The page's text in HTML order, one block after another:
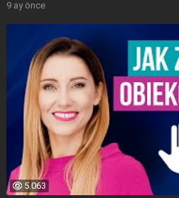
9 ay önce
5.063